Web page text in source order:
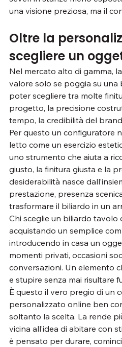
una visione preziosa, ma il
Oltre la
scegliere un
Nel mercato alto di gamma,
valore solo se poggia su una
poter scegliere tra molte
progetto, la precisione
tempo, la credibilità del
Per questo un configuratore
letto come un esercizio
uno strumento che aiuta a
giusto, la finitura giusta e la
desiderabilità nasce
prestazione, presenza
trasformare il biliardo in un
Chi sceglie un biliardo tavolo
acquistando un semplice
introducendo in casa un
momenti privati, occasioni
conversazioni. Un elemento
e stupire senza mai risultare
È questo il vero pregio di un
personalizzato online ben
soltanto la scelta. La rende
vicina all’idea di abitare con
è pensato per durare,